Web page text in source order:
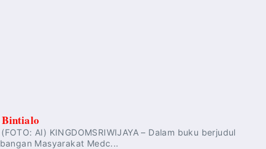
Bintialo
AI) KINGDOMSRIWIJAYA – Dalam buku berjudul
Masyarakat Medc...